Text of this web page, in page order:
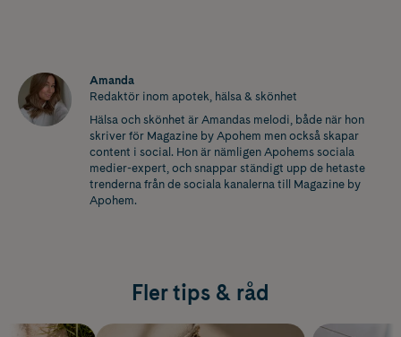
Amanda
Redaktör inom apotek, hälsa & skönhet
Hälsa och skönhet är Amandas melodi, både när hon
skriver för Magazine by Apohem men också skapar
content i social. Hon är nämligen Apohems sociala
medier-expert, och snappar ständigt upp de hetaste
trenderna från de sociala kanalerna till Magazine by
Apohem.
Fler tips & råd